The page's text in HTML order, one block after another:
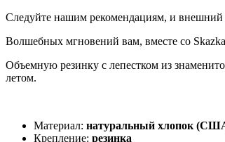
Следуйте нашим рекомендациям, и внешний
Волшебных мгновений вам, вместе со
Объемную резинку с лепестком из
летом.
Материал: натуральный хлопок
Крепление: резинка